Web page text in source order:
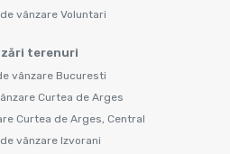
vânzare Voluntari
terenuri
vânzare Bucuresti
Curtea de Arges
Curtea de Arges, Central
vânzare Izvorani